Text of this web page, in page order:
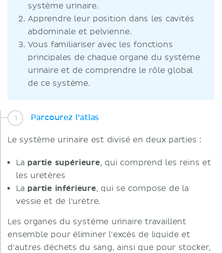
système urinaire.
Apprendre leur position dans les cavités
abdominale et pelvienne.
Vous familiariser avec les fonctions
principales de chaque organe du système
urinaire et de comprendre le rôle global
de ce système.
Parcourez l’atlas
Le système urinaire est divisé en deux parties :
La partie supérieure, qui comprend les reins et
les uretères
La partie inférieure, qui se compose de la
vessie et de l'urètre.
Les organes du système urinaire travaillent
ensemble pour éliminer l'excès de liquide et
d'autres déchets du sang, ainsi que pour stocker,